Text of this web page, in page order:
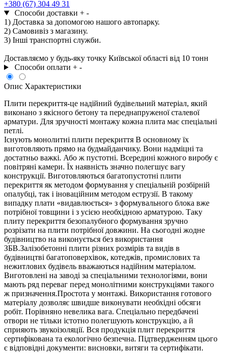
220
кількість
+380 (67) 304 49 31
Способи доставки + -
1) Доставка за допомогою нашого автопарку.
2) Самовивіз з магазину.
3) Інші транспортні служби.
Доставляємо у будь-яку точку Київської області від 10 тонн
Способи оплати + -
Опис Характеристики
Плити перекриття-це надійний будівельний матеріал, який
виконано з якісного бетону та переднапруженої сталевої
арматури. Для зручності монтажу кожна плита має спеціальні
петлі.
Існують монолитні плити перекриття В основному їх
виготовляють прямо на будмайданчику. Вони надміцні та
достатньо важкі. Або ж пустотні. Всередині кожного виробу є
повітряні камери. Їх наявність значно полегшує вагу
конструкції. Виготовляються багатопустотні плити
перекриття як методом формування у спеціальній розбірній
опалубці, так і іноваційним методом еструзії. В такому
випадку плати «видавлюється» з формувального блока вже
потрібної товщини і з усією необхідною арматурою. Таку
плиту перекриття безопалубного формування зручно
розрізати на плити потрібної довжини. На сьогодні жодне
будівництво на виконується без використання
ЗБВ.Залізобетонні плити різних розмірів та видів в
будівництві багатоповерхівок, котеджів, промислових та
нежитлових будівель вважаються надійним матеріалом.
Виготовлені на заводі за спеціальними технологіями, вони
мають ряд переваг перед монолітними конструкціями такого
ж призначення.Простота у монтажі. Використання готового
матеріалу дозволяє швидше виконувати необхідні обсяги
робіт. Порівняно невелика вага. Спеціально передбачені
отвори не тільки істотно полегшують конструкцію, а й
сприяють звукоізоляції. Вся продукція плит перекриття
сертифікована та екологічно безпечна. Підтвердженням цього
є відповідні документи: висновки, витяги та сертифікати.